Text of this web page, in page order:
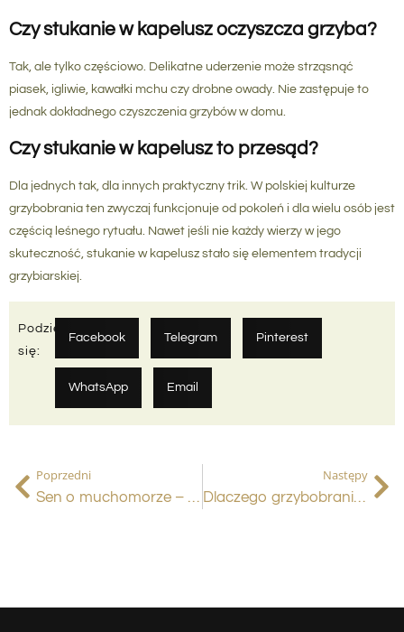
Czy stukanie w kapelusz oczyszcza grzyba?
Tak, ale tylko częściowo. Delikatne uderzenie może strząsnąć
piasek, igliwie, kawałki mchu czy drobne owady. Nie zastępuje to
jednak dokładnego czyszczenia grzybów w domu.
Czy stukanie w kapelusz to przesąd?
Dla jednych tak, dla innych praktyczny trik. W polskiej kulturze
grzybobrania ten zwyczaj funkcjonuje od pokoleń i dla wielu osób jest
częścią leśnego rytuału. Nawet jeśli nie każdy wierzy w jego
skuteczność, stukanie w kapelusz stało się elementem tradycji
grzybiarskiej.
Podziel
się:
Facebook Telegram Pinterest
WhatsApp Email
Poprzedni
Sen o muchomorze – ostrzeżenie, pokusa czy znak przemiany? Co naprawdę oznacza ten symbol we śnie?
Następy
Dlaczego grzybobranie tak uzależnia? Anatomia leśnej gorączki